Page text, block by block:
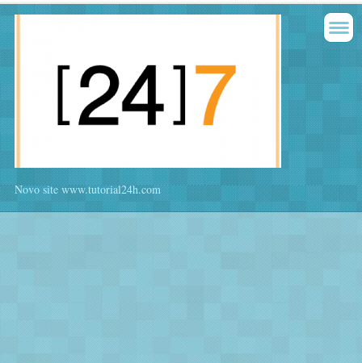
Novo site www.tutorial24h.com